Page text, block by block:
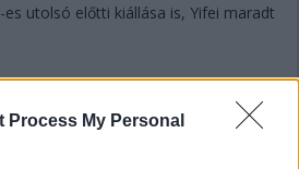
Process My Personal
utolsó előtti kiállása is, Yifei maradt